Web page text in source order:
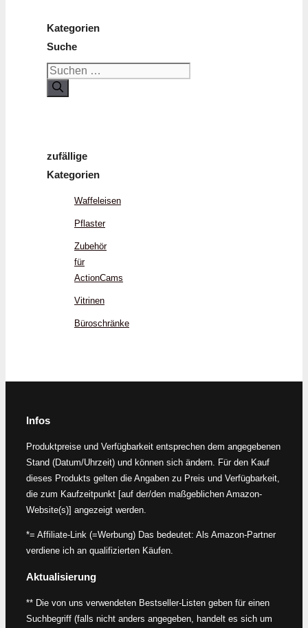
Kategorien
Suche
Suchen
nach:
zufällige
Kategorien
Waffeleisen
Pflaster
Zubehör
für
ActionCams
Vitrinen
Büroschränke
Infos
Produktpreise und Verfügbarkeit entsprechen dem angegebenen
Stand (Datum/Uhrzeit) und können sich ändern. Für den Kauf
dieses Produkts gelten die Angaben zu Preis und Verfügbarkeit,
die zum Kaufzeitpunkt [auf der/den maßgeblichen Amazon-
Website(s)] angezeigt werden.
*= Affiliate-Link (=Werbung) Das bedeutet: Als Amazon-Partner
verdiene ich an qualifizierten Käufen.
Aktualisierung
** Die von uns verwendeten Bestseller-Listen geben für einen
Suchbegriff (falls nicht anders angegeben, handelt es sich um